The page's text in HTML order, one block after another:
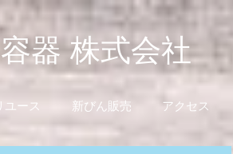
器 株式会社
ユース 新びん販売 アクセス